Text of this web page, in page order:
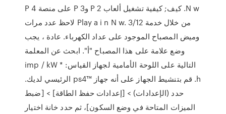
N w. كيف; كيفية تشغيل ألعاب P 2 وP 3 على منصة P 4
من خلال خدمة Play a i n N w. 3/12 لاحظ عدد مرات
وميض المصباح الموجود على عداد الكهرباء. عادة ، يجب
وضع علامة على هذا المصباح "أ". ابحث عن المعلمة
التالية على اللوحة الأمامية لجهاز القياس: imp / kW *
h. قم بتنشيط الجهاز على أنه جهاز ps4™‎ الرئيسي لديك.
حدد (الإعدادات) > [إعدادات حفظ الطاقة] > [ضبط
الميزات المتاحة في وضع السكون]، ثم حدد خانة اختيار